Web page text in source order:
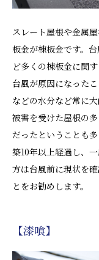
スレート屋根や金属
板金が棟板金です。
ど多くの棟板金に関
台風が原因になった
などの水分など常に
被害を受けた屋根の
だったということも多
築10年以上経過し、
方は台風前に現状を
とをお勧めします。
【漆喰】